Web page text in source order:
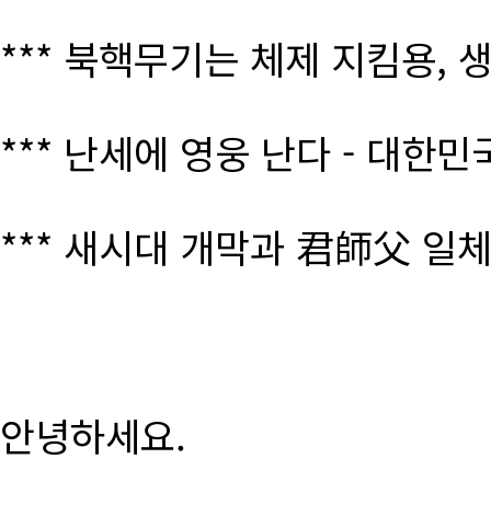
*** 북핵무기는 체제 지킴용,
*** 난세에 영웅 난다 - 대한
*** 새시대 개막과 君師父 일
안녕하세요.